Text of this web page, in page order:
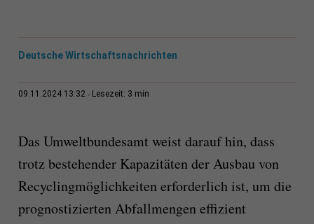
Deutsche Wirtschaftsnachrichten
09.11.2024 13:32 Lesezeit: 3 min
Das Umweltbundesamt weist darauf hin, dass
trotz bestehender Kapazitäten der Ausbau von
Recyclingmöglichkeiten erforderlich ist, um die
prognostizierten Abfallmengen effizient